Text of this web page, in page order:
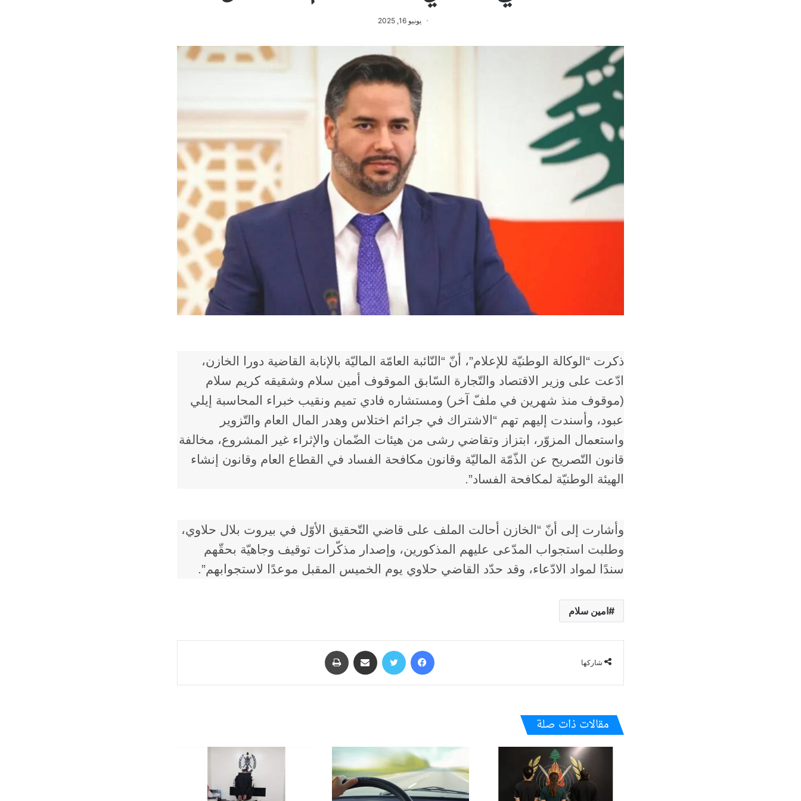
يونيو 16, 2025
ذكرت “الوكالة الوطنيّة للإعلام”، أنّ “النّائبة العامّة الماليّة بالإنابة القاضية دورا الخازن،
ادّعت على وزير الاقتصاد والتّجارة السّابق الموقوف ​أمين سلام​ وشقيقه كريم سلام
(موقوف منذ شهرين في ملفّ آخر) ومستشاره فادي تميم ونقيب خبراء المحاسبة إيلي
عبود، وأسندت إليهم تهم “الاشتراك في جرائم اختلاس وهدر المال العام والتّزوير
واستعمال المزوّر، ابتزاز وتقاضي رشى من هيئات الضّمان والإثراء غير المشروع، مخالفة
قانون التّصريح عن الذّمّة الماليّة وقانون مكافحة ​الفساد في القطاع العام​ وقانون إنشاء
الهيئة الوطنيّة لمكافحة الفساد”.
وأشارت إلى أنّ “الخازن أحالت الملف على قاضي التّحقيق الأوّل في بيروت ​بلال حلاوي​،
وطلبت استجواب المدّعى عليهم المذكورين، وإصدار مذكّرات توقيف وجاهيّة بحقّهم
سندًا لمواد الادّعاء، وقد حدّد القاضي حلاوي يوم الخميس المقبل موعدًا لاستجوابهم”.
امين سلام
شاركها
فيسبوك تويتر مشاركة عبر البريد
مقالات ذات صلة